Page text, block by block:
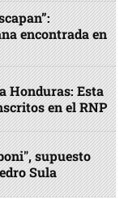
encontrada en
Honduras: Esta
en el RNP
supuesto
Sula